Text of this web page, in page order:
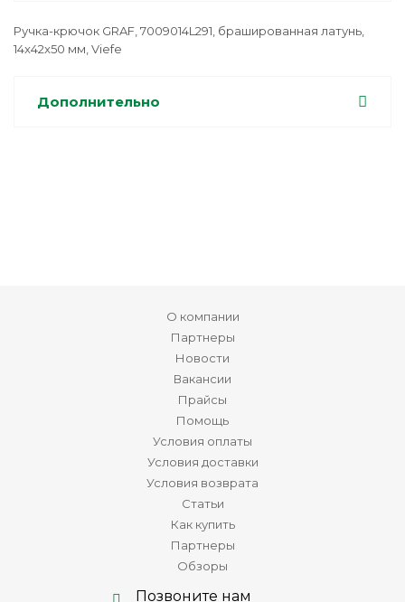
Ручка-крючок GRAF, 7009014L291, брашированная латунь,
14x42x50 мм, Viefe
Дополнительно
О компании
Партнеры
Новости
Вакансии
Прайсы
Помощь
Условия оплаты
Условия доставки
Условия возврата
Статьи
Как купить
Партнеры
Обзоры
Позвоните нам